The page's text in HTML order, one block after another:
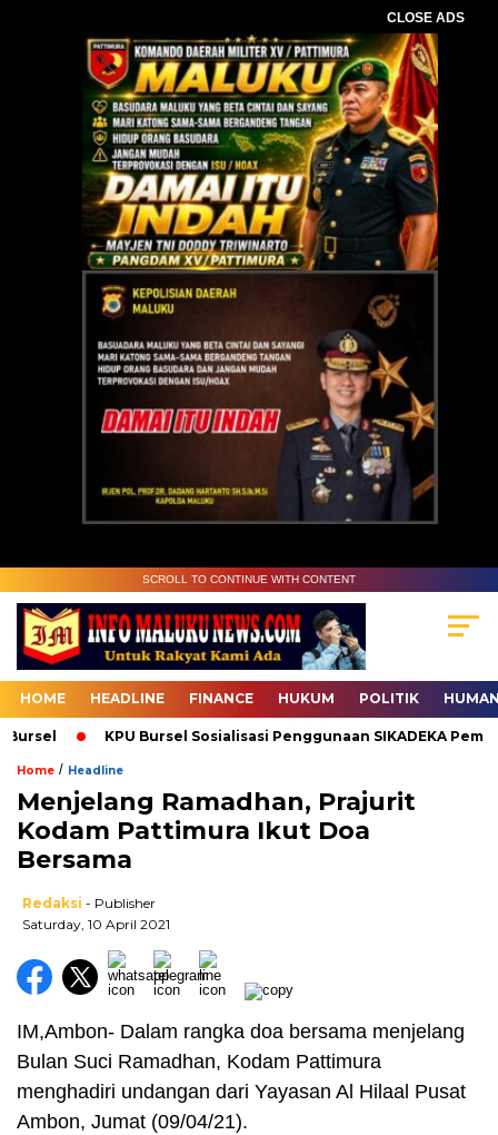
CLOSE ADS
SCROLL TO CONTINUE WITH CONTENT
HOME HEADLINE FINANCE HUKUM POLITIK
KPU Bursel Sosialisasi Penggunaan SIKADEKA Pemilu
Home / Headline
Menjelang Ramadhan, Prajurit
Kodam Pattimura Ikut Doa
Bersama
Redaksi - Publisher
Saturday, 10 April 2021
IM,Ambon- Dalam rangka doa bersama menjelang
Bulan Suci Ramadhan, Kodam Pattimura
menghadiri undangan dari Yayasan Al Hilaal Pusat
Ambon, Jumat (09/04/21).